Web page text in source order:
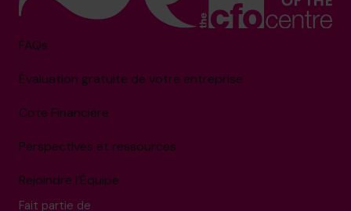
FAQs
Évaluation gratuite de votre entreprise
Cote Financière
Perspectives et ressources
Rejoindre l’Équipe
Fait partie de